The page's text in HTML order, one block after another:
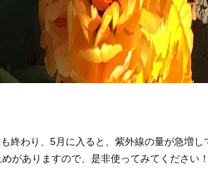
終わり、5月に入ると、紫外線の量が急増
がありますので、是非使ってみてください！